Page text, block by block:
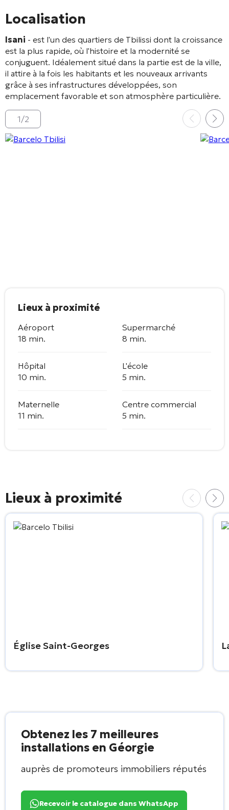
Localisation
Isani - est l'un des quartiers de Tbilissi dont la croissance
est la plus rapide, où l'histoire et la modernité se
conjuguent. Idéalement situé dans la partie est de la ville,
il attire à la fois les habitants et les nouveaux arrivants
grâce à ses infrastructures développées, son
emplacement favorable et son atmosphère particulière.
1/2
Lieux à proximité
Aéroport
18 min.
Supermarché
8 min.
Hôpital
10 min.
L'école
5 min.
Maternelle
11 min.
Centre commercial
5 min.
Lieux à proximité
Église Saint-Georges
Obtenez les 7 meilleures
installations en Géorgie
auprès de promoteurs immobiliers réputés
Recevoir le catalogue dans WhatsApp